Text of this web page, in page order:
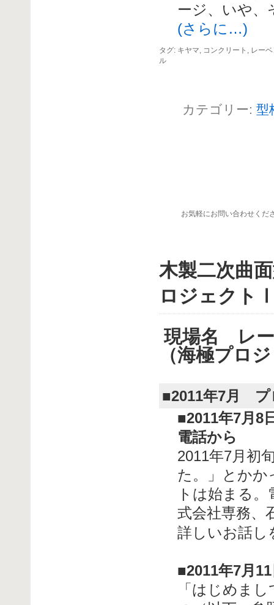
ージ、いや、
(さらに…)
タグ: キヤマ, コンクリート , レー
ル
カテゴリー: 型
お気軽にお問い合わせくだ
木製二次曲
ロジェクト
現場名 レー
（海極プロ
■2011年7月 プ
■2011年7月8
電話から
2011年7月初
た。」とかか
トは始まる
式会社専務、
詳しいお話し
■2011年7月
「はじめま